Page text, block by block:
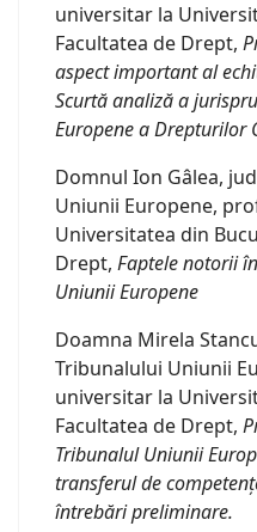
universitar la
Facultatea de Drept,
aspect important al
Scurtă analiză a
Europene a Drepturilor
Domnul Ion Gâlea,
Uniunii Europene,
Universitatea din
Drept, Faptele notorii
Uniunii Europene
Doamna Mirela
Tribunalului Uniunii
universitar la
Facultatea de Drept,
Tribunalul Uniunii
transferul de
întrebări preliminare.